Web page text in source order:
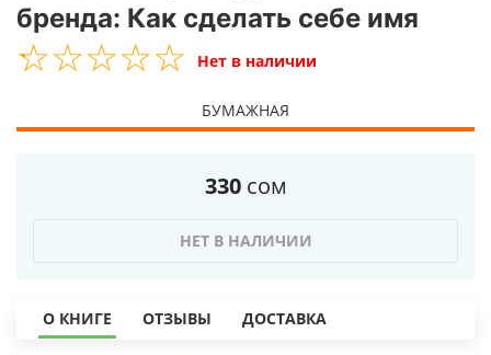
бренда: Как сделать себе имя
☆☆☆☆☆
★★★★★ Нет в наличии
БУМАЖНАЯ
330 сом
НЕТ В НАЛИЧИИ
О КНИГЕ ОТЗЫВЫ ДОСТАВКА